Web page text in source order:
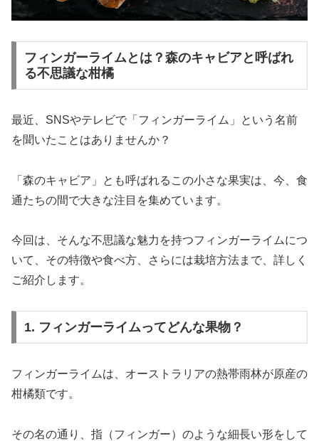
フィンガーライムとは？森のキャビアと呼ばれ
る不思議な柑橘
最近、SNSやテレビで「フィンガーライム」という名前
を聞いたことはありませんか？
「森のキャビア」とも呼ばれるこの小さな果実は、今、食
通たちの間で大きな注目を集めています。
今回は、そんな不思議な魅力を持つフィンガーライムにつ
いて、その特徴や食べ方、さらには栽培方法まで、詳しく
ご紹介します。
1. フィンガーライムってどんな果物？
フィンガーライムは、オーストラリアの熱帯雨林が原産の
柑橘類です。
その名の通り、指（フィンガー）のような細長い形をして